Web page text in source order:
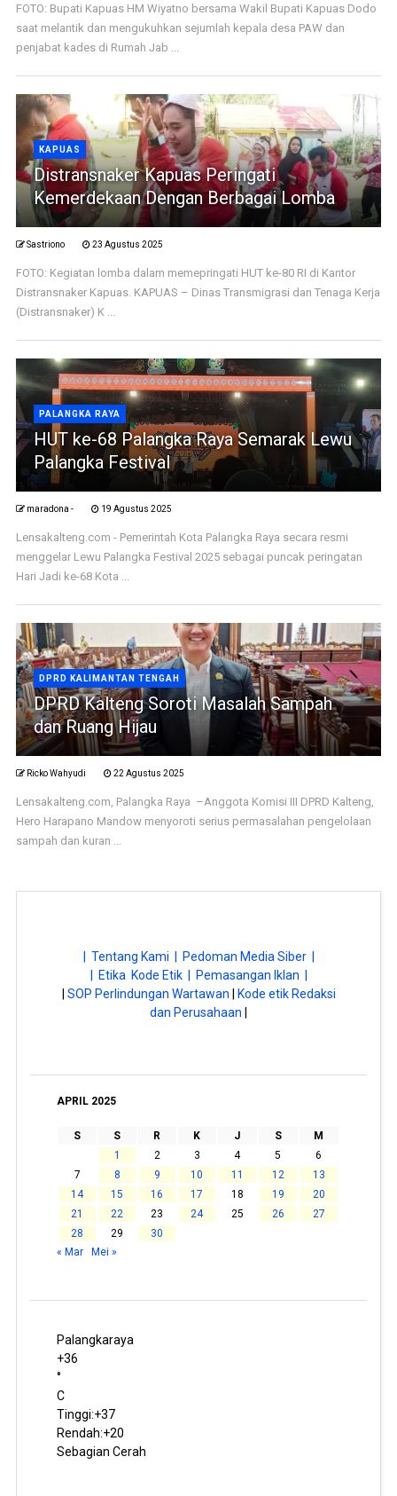
FOTO: Bupati Kapuas HM Wiyatno bersama Wakil Bupati Kapuas Dodo
saat melantik dan mengukuhkan sejumlah kepala desa PAW dan
penjabat kades di Rumah Jab ...
KAPUAS
Distransnaker Kapuas Peringati
Kemerdekaan Dengan Berbagai Lomba
Sastriono 23 Agustus 2025
FOTO: Kegiatan lomba dalam memepringati HUT ke-80 RI di Kantor
Distransnaker Kapuas. KAPUAS – Dinas Transmigrasi dan Tenaga Kerja
(Distransnaker) K ...
PALANGKA RAYA
HUT ke-68 Palangka Raya Semarak Lewu
Palangka Festival
maradona - 19 Agustus 2025
Lensakalteng.com - Pemerintah Kota Palangka Raya secara resmi
menggelar Lewu Palangka Festival 2025 sebagai puncak peringatan
Hari Jadi ke-68 Kota ...
DPRD KALIMANTAN TENGAH
DPRD Kalteng Soroti Masalah Sampah
dan Ruang Hijau
Ricko Wahyudi 22 Agustus 2025
Lensakalteng.com, Palangka Raya –Anggota Komisi III DPRD Kalteng,
Hero Harapano Mandow menyoroti serius permasalahan pengelolaan
sampah dan kuran ...
| Tentang Kami |
Pedoman Media Siber |
| Etika Kode Etik |
Pemasangan Iklan |
SOP Perlindungan Wartawan
Kode etik Redaksi
dan Perusahaan
APRIL 2025
S S R K J S
M
1
2 3 4 5
6
7
8 9 10 11 12
13
14
15 16 17 18 19
20
21
22 23 24 25 26
27
28
29
30
« Mar
Mei »
Palangkaraya
+36
°
C
Tinggi:+37
Rendah:+20
Sebagian Cerah